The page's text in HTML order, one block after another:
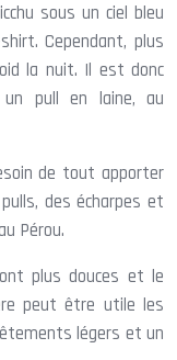
sous un ciel bleu
Cependant, plus
la nuit. Il est donc
un pull en laine, au
de tout apporter
des écharpes et
Pérou.
plus douces et le
peut être utile les
légers et un